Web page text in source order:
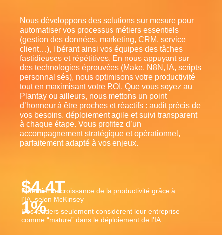
Nous développons des solutions sur mesure pour
automatiser vos processus métiers essentiels
(gestion des données, marketing, CRM, service
client…), libérant ainsi vos équipes des tâches
fastidieuses et répétitives. En nous appuyant sur
des technologies éprouvées (Make, N8N, IA, scripts
personnalisés), nous optimisons votre productivité
tout en maximisant votre ROI. Que vous soyez au
Plantay ou ailleurs, nous mettons un point
d’honneur à être proches et réactifs : audit précis de
vos besoins, déploiement agile et suivi transparent
à chaque étape. Vous profitez d’un
accompagnement stratégique et opérationnel,
parfaitement adapté à vos enjeux.
Potentiel de croissance de la productivité grâce à
l’IA, selon McKinsey
$4.4T
Des leaders seulement considèrent leur entreprise
comme “mature” dans le déploiement de l’IA
1%